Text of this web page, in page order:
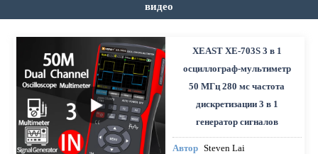
видео
XEAST XE-703S 3 в 1
осциллограф-мультиметр
50 МГц 280 мс частота
дискретизации 3 в 1
генератор сигналов
Автор Steven Lai